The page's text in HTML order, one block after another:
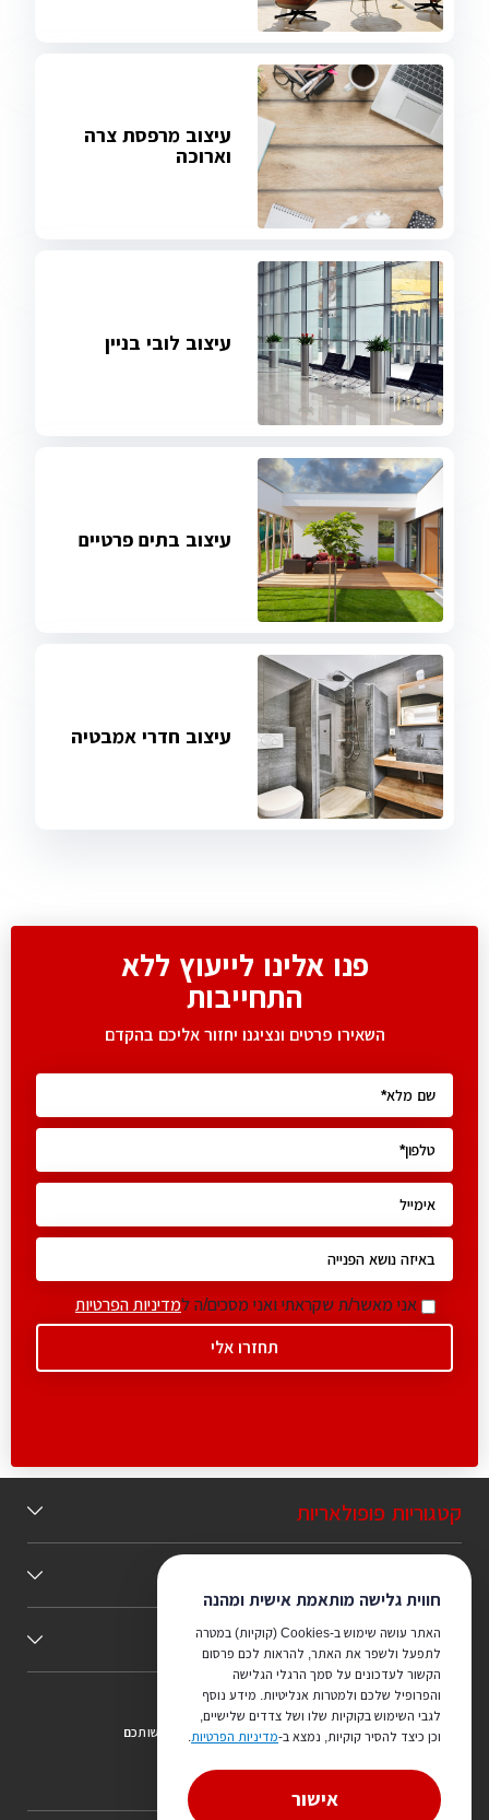
עיצוב מרפסת צרה
וארוכה
עיצוב לובי בניין
עיצוב בתים פרטיים
עיצוב חדרי אמבטיה
פנו אלינו לייעוץ ללא
התחייבות
השאירו פרטים ונציגנו יחזור אליכם בהקדם
אני מאשר/ת שקראתי ואני מסכים/ה למדיניות הפרטיות
חווית גלישה מותאמת אישית ומהנה
האתר עושה שימוש ב-Cookies (קוקיות) במטרה
לתפעל ולשפר את האתר, להראות לכם פרסום
הקשור לעדכונים על סמך הרגלי הגלישה
והפרופיל שלכם ולמטרות אנליטיות. מידע נוסף
לגבי השימוש בקוקיות שלו ושל צדדים שלישיים,
וכן כיצד להסיר קוקיות, נמצא ב-מדיניות הפרטיות.
אישור
קטגוריות פופולאריות
כללי
צריכים ייעוץ מהמקצוענים שלנו? נשמח לעמוד לרשותכם